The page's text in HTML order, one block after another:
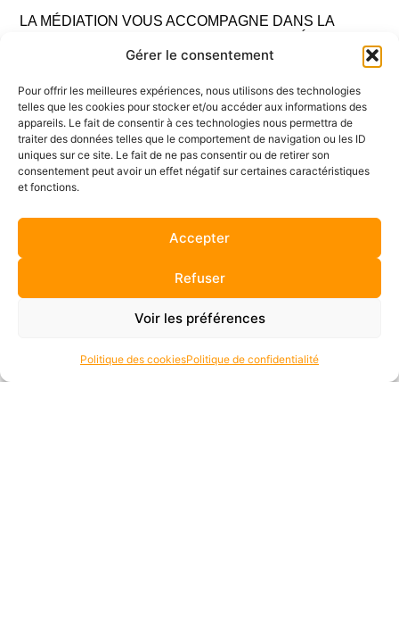
Gérer le consentement
Pour offrir les meilleures expériences, nous utilisons des technologies
telles que les cookies pour stocker et/ou accéder aux informations des
appareils. Le fait de consentir à ces technologies nous permettra de
traiter des données telles que le comportement de navigation ou les ID
uniques sur ce site. Le fait de ne pas consentir ou de retirer son
consentement peut avoir un effet négatif sur certaines caractéristiques
et fonctions.
Accepter
Refuser
Voir les préférences
Politique des cookiesPolitique de confidentialité
LA MÉDIATION VOUS ACCOMPAGNE DANS LA
ENJEUX DE VOTRE ORGANISATION.
AUTRESACTUALITÉS
RECRUTEMENT STRUCTURANT DANS UNE ENTREPRISE